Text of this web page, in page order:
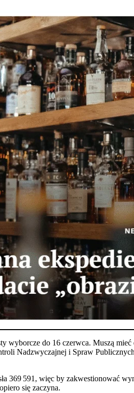
wyborcze do 16 czerwca. Muszą
Nadzwyczajnej i Spraw
369 591, więc by zakwestionować
się zaczyna.